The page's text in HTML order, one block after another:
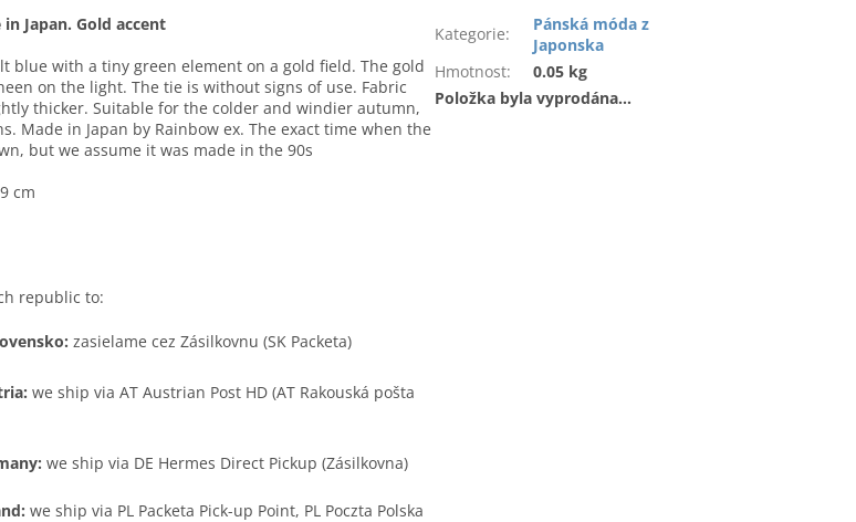
Japan. Gold accent
blue with a tiny green element on a gold field. The gold
on the light. The tie is without signs of use. Fabric
thicker. Suitable for the colder and windier autumn,
Made in Japan by Rainbow ex. The exact time when the
but we assume it was made in the 90s
cm
republic to:
zasielame cez Zásilkovnu (SK Packeta)
we ship via AT Austrian Post HD (AT Rakouská pošta
we ship via DE Hermes Direct Pickup (Zásilkovna)
we ship via PL Packeta Pick-up Point, PL Poczta Polska
Kategorie:
Pánská móda z
Japonska
Hmotnost:
0.05 kg
Položka byla vyprodána…